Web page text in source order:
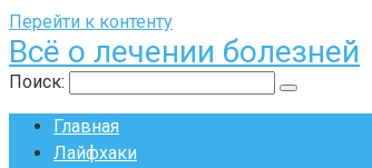
Перейти к контенту
Всё о лечении болезней
Поиск:
Главная
Лайфхаки